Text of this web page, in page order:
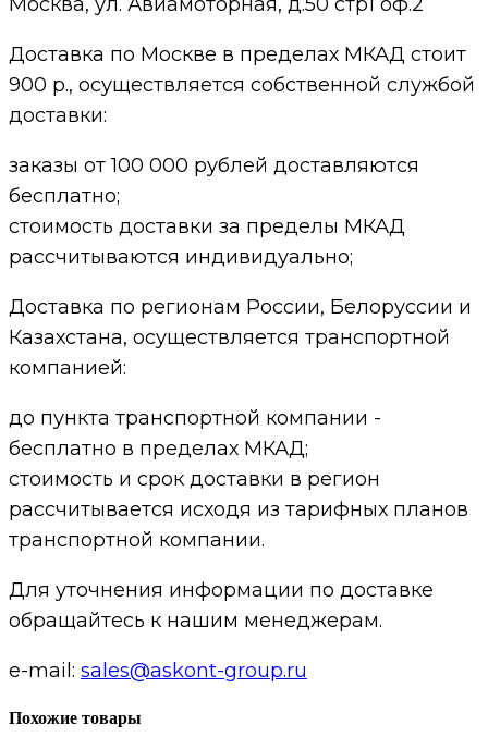
Доставка по Москве в пределах МКАД стоит
900 р., осуществляется собственной службой
доставки:
заказы от 100 000 рублей доставляются
бесплатно;
cтоимость доставки за пределы МКАД
рассчитываются индивидуально;
Доставка по регионам России, Белоруссии и
Казахстана, осуществляется транспортной
компанией:
до пункта транспортной компании -
бесплатно в пределах МКАД;
стоимость и срок доставки в регион
рассчитывается исходя из тарифных планов
транспортной компании.
Для уточнения информации по доставке
обращайтесь к нашим менеджерам.
e-mail: sales@askont-group.ru
Похожие товары